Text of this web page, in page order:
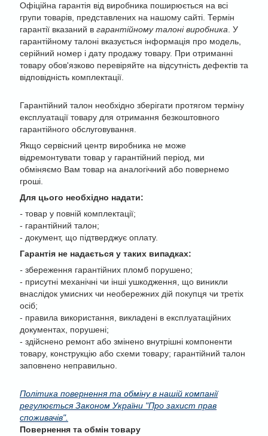
Офіційна гарантія від виробника поширюється на всі
групи товарів, представлених на нашому сайті. Термін
гарантії вказаний в гарантійному талоні виробника. У
гарантійному талоні вказується інформація про модель,
серійний номер і дату продажу товару. При отриманні
товару обов'язково перевіряйте на відсутність дефектів та
відповідність комплектації.
Гарантійний талон необхідно зберігати протягом терміну
експлуатації товару для отримання безкоштовного
гарантійного обслуговування.
Якщо сервісний центр виробника не може
відремонтувати товар у гарантійний період, ми
обміняємо Вам товар на аналогічний або повернемо
гроші.
Для цього необхідно надати:
- товар у повній комплектації;
- гарантійний талон;
- документ, що підтверджує оплату.
Гарантія не надається у таких випадках:
- збереження гарантійних пломб порушено;
- присутні механічні чи інші ушкодження, що виникли
внаслідок умисних чи необережних дій покупця чи третіх
осіб;
- правила використання, викладені в експлуатаційних
документах, порушені;
- здійснено ремонт або змінено внутрішні компоненти
товару, конструкцію або схеми товару; гарантійний талон
заповнено неправильно.
Політика повернення та обміну в нашій компанії
регулюється Законом України "Про захист прав
споживачів".
Повернення та обмін товару